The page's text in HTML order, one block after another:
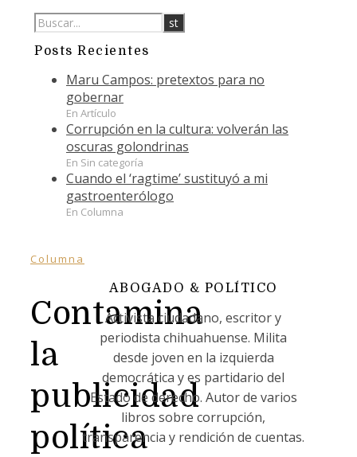
Posts Recientes
Maru Campos: pretextos para no
gobernar
En Artículo
Corrupción en la cultura: volverán las
oscuras golondrinas
En Sin categoría
Cuando el ‘ragtime’ sustituyó a mi
gastroenterólogo
En Columna
Columna
Contamina
la
publicidad
política
ABOGADO & POLÍTICO
Activista ciudadano, escritor y
periodista chihuahuense. Milita
desde joven en la izquierda
democrática y es partidario del
Estado de derecho. Autor de varios
libros sobre corrupción,
transparencia y rendición de cuentas.